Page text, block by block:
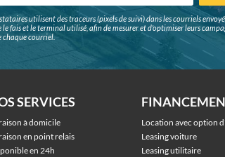
utilisent des traceurs (pixels de suivi) dans les courriels
fais et le terminal utilisé, afin de mesurer et d'optimiser leurs
chaque courriel.
SERVICES
à domicile
en point relais
en 24h
Location avec option
Leasing voiture
Leasing utilitaire